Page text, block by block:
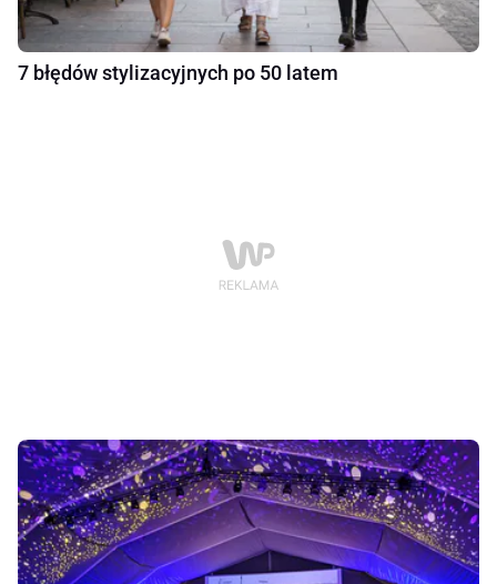
7 błędów stylizacyjnych po 50 latem